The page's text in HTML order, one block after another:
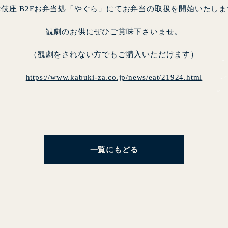
座 B2Fお弁当処「やぐら」にてお弁当の取扱を開始いたし
観劇のお供にぜひご賞味下さいませ。
（観劇をされない方でもご購入いただけます）
https://www.kabuki-za.co.jp/news/eat/21924.html
一覧にもどる